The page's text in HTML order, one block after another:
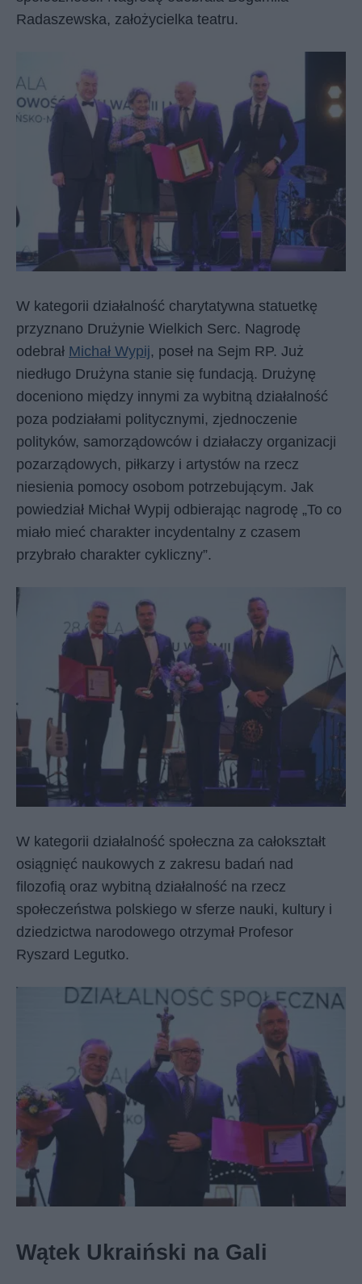
Radaszewska, założycielka teatru.
W kategorii działalność charytatywna statuetkę
przyznano Drużynie Wielkich Serc. Nagrodę
odebrał Michał Wypij, poseł na Sejm RP. Już
niedługo Drużyna stanie się fundacją. Drużynę
doceniono między innymi za wybitną działalność
poza podziałami politycznymi, zjednoczenie
polityków, samorządowców i działaczy organizacji
pozarządowych, piłkarzy i artystów na rzecz
niesienia pomocy osobom potrzebującym. Jak
powiedział Michał Wypij odbierając nagrodę „To co
miało mieć charakter incydentalny z czasem
przybrało charakter cykliczny”.
W kategorii działalność społeczna za całokształt
osiągnięć naukowych z zakresu badań nad
filozofią oraz wybitną działalność na rzecz
społeczeństwa polskiego w sferze nauki, kultury i
dziedzictwa narodowego otrzymał Profesor
Ryszard Legutko.
Wątek Ukraiński na Gali